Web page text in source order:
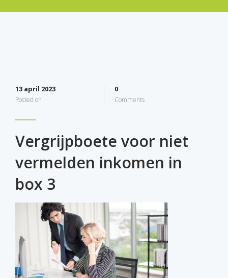
13 april 2023
Posted on
0
Comments
Vergrijpboete voor niet
vermelden inkomen in
box 3